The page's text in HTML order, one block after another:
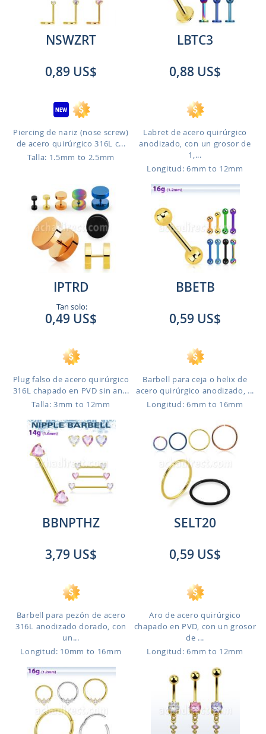
NSWZRT
0,89 US$
Piercing de nariz (nose screw)
de acero quirúrgico 316L c...
Talla: 1.5mm to 2.5mm
LBTC3
0,88 US$
Labret de acero quirúrgico
anodizado, con un grosor de
1,...
Longitud: 6mm to 12mm
IPTRD
Tan solo:
0,49 US$
Plug falso de acero quirúrgico
316L chapado en PVD sin an...
Talla: 3mm to 12mm
BBETB
0,59 US$
Barbell para ceja o helix de
acero quirúrgico anodizado, ...
Longitud: 6mm to 16mm
BBNPTHZ
3,79 US$
Barbell para pezón de acero
316L anodizado dorado, con
un...
Longitud: 10mm to 16mm
SELT20
0,59 US$
Aro de acero quirúrgico
chapado en PVD, con un grosor
de ...
Longitud: 6mm to 12mm